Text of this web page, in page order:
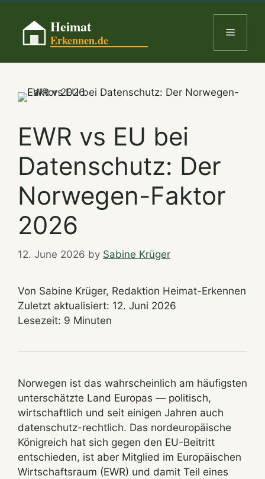
content
Menu
EWR vs EU bei
Datenschutz: Der
Norwegen-Faktor
2026
12. June 2026 by Sabine Krüger
Von Sabine Krüger, Redaktion Heimat-Erkennen
Zuletzt aktualisiert: 12. Juni 2026
Lesezeit: 9 Minuten
Norwegen ist das wahrscheinlich am häufigsten
unterschätzte Land Europas — politisch,
wirtschaftlich und seit einigen Jahren auch
datenschutz-rechtlich. Das nordeuropäische
Königreich hat sich gegen den EU-Beitritt
entschieden, ist aber Mitglied im Europäischen
Wirtschaftsraum (EWR) und damit Teil eines